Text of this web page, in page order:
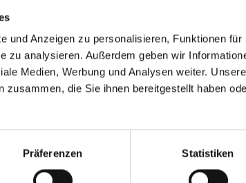
und Anzeigen zu personalisieren, Funktionen
zu analysieren. Außerdem geben wir
Medien, Werbung und Analysen weiter.
zusammen, die Sie ihnen bereitgestellt haben
Präferenzen Statistiken
Implantaten. Warum braucht Zahnersatz
besondere Pflege? Auch wenn Zahnersatz nicht
„kariös“ […]